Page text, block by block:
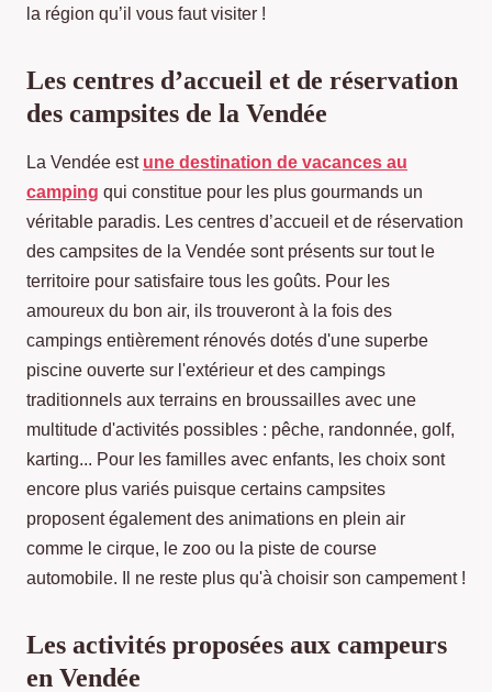
la région qu’il vous faut visiter !
Les centres d’accueil et de réservation
des campsites de la Vendée
La Vendée est une destination de vacances au
camping qui constitue pour les plus gourmands un
véritable paradis. Les centres d’accueil et de réservation
des campsites de la Vendée sont présents sur tout le
territoire pour satisfaire tous les goûts. Pour les
amoureux du bon air, ils trouveront à la fois des
campings entièrement rénovés dotés d'une superbe
piscine ouverte sur l'extérieur et des campings
traditionnels aux terrains en broussailles avec une
multitude d'activités possibles : pêche, randonnée, golf,
karting... Pour les familles avec enfants, les choix sont
encore plus variés puisque certains campsites
proposent également des animations en plein air
comme le cirque, le zoo ou la piste de course
automobile. Il ne reste plus qu'à choisir son campement !
Les activités proposées aux campeurs
en Vendée